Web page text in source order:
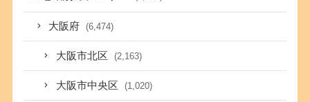
大阪府 (6,474)
大阪市北区 (2,163)
大阪市中央区 (1,020)